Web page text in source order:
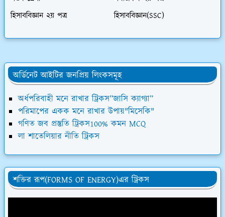
হিসাববিজ্ঞান ২য় পত্র
হিসাববিজ্ঞান(SSC)
অর্ডিনেট আইটির জনপ্রিয় লিংকসমূহ
অর্ধপরিবাহী মনে রাখার ট্রিকস”জাসি ক্যাগ্যা”
পরিমাপের একক মনে রাখার উপায়"মিসেকি"
গণিত জব প্রস্তুতি ট্রিকস100% কমন MCQ
লা শাতেলিয়ার নীতি ট্রিকস
শক্তির রূপ(FORMS OF ENERGY)এর ট্রিকস